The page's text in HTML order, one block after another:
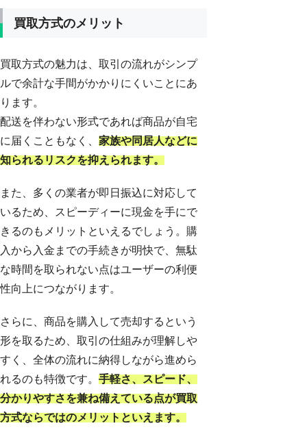
買取方式のメリット
買取方式の魅力は、取引の流れがシンプ
ルで余計な手間がかかりにくいことにあ
ります。
配送を伴わない形式であれば商品が自宅
に届くこともなく、 家族や同居人などに
知られるリスクを抑えられます。
また、多くの業者が即日振込に対応して
いるため、スピーディーに現金を手にで
きるのもメリットといえるでしょう。購
入から入金までの手続きが明快で、無駄
な時間を取られない点はユーザーの利便
性向上につながります。
さらに、商品を購入して売却するという
形を取るため、取引の仕組みが理解しや
すく、全体の流れに納得しながら進めら
れるのも特徴です。 手軽さ、スピード、
分かりやすさを兼ね備えている点が買取
方式ならではのメリットといえます。